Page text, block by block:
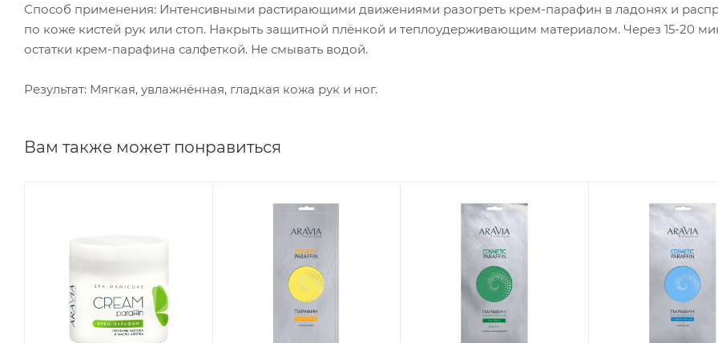
Способ применения: Интенсивными растирающими движениями разогреть крем-парафин в ладонях и
по коже кистей рук или стоп. Накрыть защитной плёнкой и теплоудерживающим материалом. Через 15-20
остатки крем-парафина салфеткой. Не смывать водой.
Результат: Мягкая, увлажнённая, гладкая кожа рук и ног.
Вам также может понравиться